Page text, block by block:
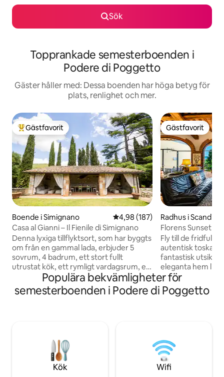
Sök
Topprankade semesterboenden i
Podere di Poggetto
Gäster håller med: Dessa boenden har höga betyg för
plats, renlighet och mer.
Populär gästfavorit
Gästfavorit
Boende i Simignano 4,98 av 5 i genomsnittligt
4,98 (187)
Casa al Gianni – Il Fienile di Simignano
Denna lyxiga tillflyktsort, som har byggts
om från en gammal lada, erbjuder 5
sovrum, 4 badrum, ett stort fullt
utrustat kök, ett rymligt vardagsrum, en
stor privat trädgård med parkering, en
bubbelpool, en uteplats med soffor, en
grill, en eldstad och ett utomhuskök.
kan du se fram emot magiska kvällar
under stjärnorna, med avkoppling i
bubbelpoolen och middagar utomhus.
En minnesvärd semester väntar dig i
Gästfavorit
Gästfavorit
Radhus i Scandicci
Florens Sunset
Fly till de fridfulla
autentisk
fantastisk utsikt
eleganta hem
stadens centrum
och är den
utforska
ikoniska platser
tillflyktsorten för
komfort, lugn och
upplevelse
Populära bekvämligheter för
semesterboenden i Podere di Poggetto
Kök Wifi